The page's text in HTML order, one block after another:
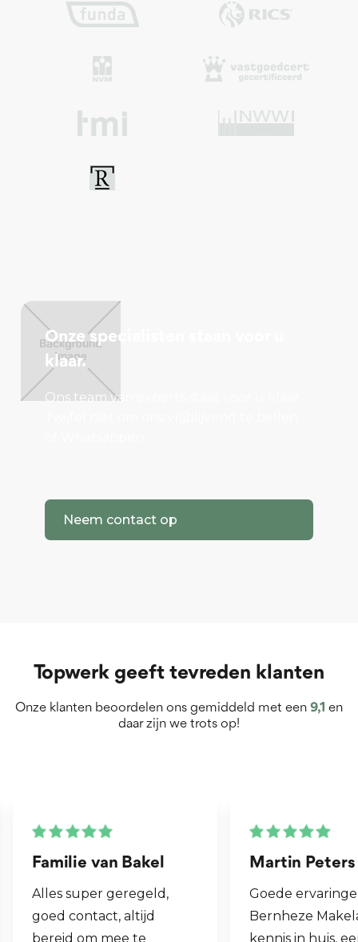
Onze specialisten staan voor u
klaar.
Ons team van experts staat voor u klaar.
Neem contact op
Topwerk geeft tevreden klanten
Onze klanten beoordelen ons gemiddeld met een 9,1 en
daar zijn we trots op!
Martin Peters
Goede ervaringen met
Bernheze Makelaars, veel
kennis in huis, eens onze
Henk van
Fijne makelaar.
al mijn 2e
hen laten